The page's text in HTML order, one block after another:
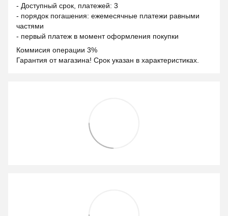
- Доступный срок, платежей: 3
- порядок погашения: ежемесячные платежи равными
частями
- первый платеж в момент оформления покупки
Коммисия операции 3%
Гарантия от магазина! Срок указан в характеристиках.